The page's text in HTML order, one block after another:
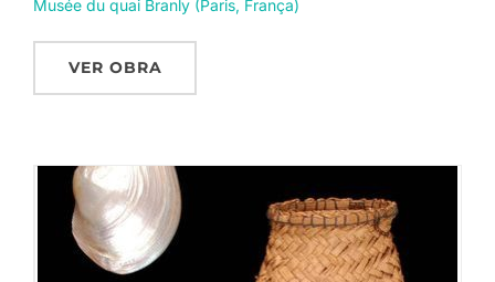
Musée du quai Branly (Paris, França)
VER OBRA